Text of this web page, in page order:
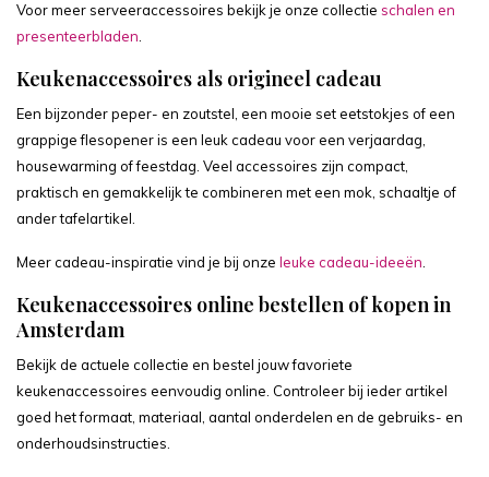
Voor meer serveeraccessoires bekijk je onze collectie schalen en
presenteerbladen
Keukenaccessoires als origineel cadeau
Een bijzonder peper- en zoutstel, een mooie set eetstokjes of een
grappige flesopener is een leuk cadeau voor een verjaardag,
housewarming of feestdag. Veel accessoires zijn compact,
praktisch en gemakkelijk te combineren met een mok, schaaltje of
ander tafelartikel.
Meer cadeau-inspiratie vind je bij onze leuke cadeau-ideeën
Keukenaccessoires online bestellen of kopen in
Amsterdam
Bekijk de actuele collectie en bestel jouw favoriete
keukenaccessoires eenvoudig online. Controleer bij ieder artikel
goed het formaat, materiaal, aantal onderdelen en de gebruiks- en
onderhoudsinstructies.